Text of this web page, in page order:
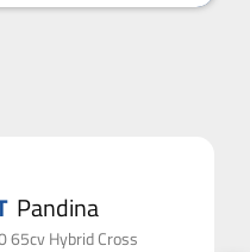
Pandina
65cv Hybrid Cross